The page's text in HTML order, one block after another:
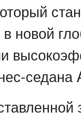
новой
седана